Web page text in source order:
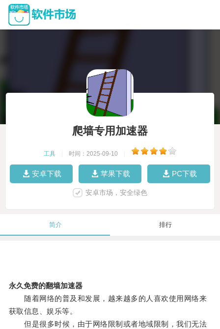
爬墙专用加速器
工具 时间：2025-09-10
安卓下载 苹果下载 PC下载
安卓市场，安全绿色
简介 排行
永久免费的翻墙加速器
随着网络的普及和发展，越来越多的人喜欢使用网络来
获取信息、娱乐等。
但是很多时候，由于网络限制或者地域限制，我们无法